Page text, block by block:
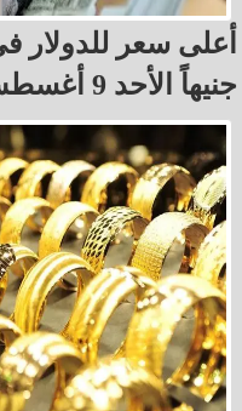
جنيهاً الأحد 9 أغسطس 2026